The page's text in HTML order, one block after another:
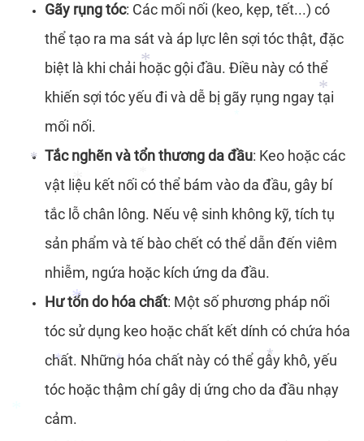
*
*
*
*
*
*
*
*
Gãy rụng tóc: Các mối nối (keo, kẹp, tết...) có
thể tạo ra ma sát và áp lực lên sợi tóc thật, đặc
biệt là khi chải hoặc gội đầu. Điều này có thể
khiến sợi tóc yếu đi và dễ bị gãy rụng ngay tại
mối nối.
Tắc nghẽn và tổn thương da đầu: Keo hoặc các
vật liệu kết nối có thể bám vào da đầu, gây bí
tắc lỗ chân lông. Nếu vệ sinh không kỹ, tích tụ
sản phẩm và tế bào chết có thể dẫn đến viêm
nhiễm, ngứa hoặc kích ứng da đầu.
Hư tổn do hóa chất: Một số phương pháp nối
tóc sử dụng keo hoặc chất kết dính có chứa hóa
chất. Những hóa chất này có thể gây khô, yếu
tóc hoặc thậm chí gây dị ứng cho da đầu nhạy
cảm.